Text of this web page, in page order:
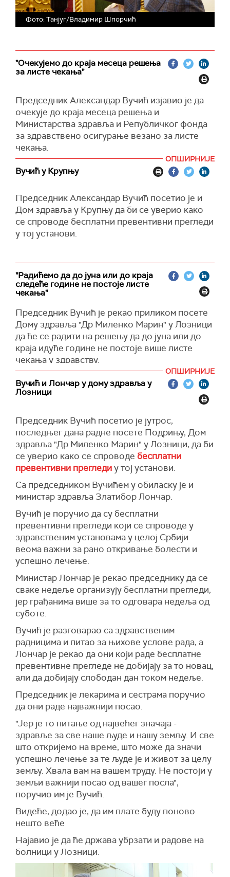
Фото: Танјуг/Владимир Шпорчић
"Очекујемо до краја месеца решења
за листе чекања"
Председник Александар Вучић изјавио је да
очекује до краја месеца решења и
Министарства здравља и Републичког фонда
за здравствено осигурање везано за листе
чекања.
"И ту неће бити никаквог пардона. Не могу
људи да живе без кука четири-пет година, нити
оперишу катаракту по годину, годину и по
дана, тако да ти проблеми морају да буду брзо
решени", поручио је Вучић на конференцији за
новинаре у Крупњу, где је посетио Дом
Очекује десетине хиљада људи на
превентивним прегледима који се раде данас.
"Данас смо посетили Дом здравља у Лозници
превентивне прегледе, велика ствар је да
чувамо здравље људи и очекујемо десетине
хиљада људи на овим прегледима, јер то ће
спасити животе буквално хиљада људи, то је
живот за Србију једна фантастична акција и
позивам све људе старије од 40 година без
обзира да имају или не здравствено
осигурање да дођу на прегледе", рекао је
Председник је рекао да је задовољан укупном
посетом Подрињу, те најавио да данас очекује
да Лозницу посети градоначелник Љубљане
Зоран Јанковић.
Вучићу је током посете Дома здравља у
Крупњу в. д. директора ДЗ Миленко
Крсмановић рекао да ће се радити
лабораторијске анализе и мерење крвне
слике, одређивање нивоа шећера у крви а
радиће се и тумор маркери за карциноме
дебелог црева ЦА, ЦА, ЦА-19-9 и алфа-
фетопротеин.
Истакао је да ова установа покрива око
14.500 становника, а
Вучића је интересовало да ли има нешто што
је дому здравља потребно на шта је директор
истакао да им је потребна компјутерска
опрема која је доста застарела, као и теренско
возило за превоз пацијента.
Као проблеме је навео и стационар као и
недостатком лекарског особља.
ОПШИРНИЈЕ
Вучић у Крупњу
Председник Александар Вучић посетио је и
Дом здравља у Крупњу да би се уверио како
се спроводе бесплатни превентивни прегледи
у тој установи.
"Радићемо да до јуна или до краја
следеће године не постоје листе
чекања"
Председник Вучић је рекао приликом посете
Дому здравља "Др Миленко Марин" у Лозници
да ће се радити на решењу да до јуна или до
краја идуће године не постоје више листе
чекања у здравству.
"Оно што је важно, то су листе чекања. О томе
морамо до краја септембра да направимо
решење и да то завршавамо, да кажемо, то је
ниједна листа чекања ни за шта. Доста смо
трпели то, и своју неспособност и јавашлук и
нерад и комбинације свих да чекају помагала,
да добију на овакав или онакав начин. То мора
да се заврши", поручио је Вучић.
Како је рекао, не могу људи да чекају на кук
или колено по четири године.
Председник је такође навео обилазећи Дом
здравља, где се данас обављају превентивни
прегледи, да је од највећег значаја да се
помогне људима, као и да је изузетно важно да
болнице у Србији буду уредне и модерно
опремљене.
ОПШИРНИЈЕ
Вучић и Лончар у дому здравља у
Лозници
Председник Вучић посетио је јутрос,
последњег дана радне посете Подрињу, Дом
здравља "Др Миленко Марин" у Лозници, да би
се уверио како се спроводе бесплатни
превентивни прегледиу тој установи.
Са председником Вучићем у обиласку је и
министар здравља Златибор Лончар.
Вучић је поручио да су бесплатни
превентивни прегледи који се спроводе у
здравственим установама у целој Србији
веома важни за рано откривање болести и
успешно лечење.
Министар Лончар је рекао председнику да се
сваке недеље организују бесплатни прегледи,
јер грађанима више за то одговара недеља од
суботе.
Вучић је разговарао са здравственим
радницима и питао за њихове услове рада, а
Лончар је рекао да они који раде бесплатне
превентивне прегледе не добијају за то новац,
али да добијају слободан дан током недеље.
Председник је лекарима и сестрама поручио
да они раде најважнији посао.
"Јер је то питање од највећег значаја -
здравље за све наше људе и нашу земљу. И све
што откријемо на време, што може да значи
успешно лечење за те људе је и живот за целу
земљу. Хвала вам на вашем труду. Не постоји у
земљи важнији посао од вашег посла",
поручио им је Вучић.
Видеће, додао је, да им плате буду поново
нешто веће
Најавио је да ће држава убрзати и радове на
болници у Лозници.